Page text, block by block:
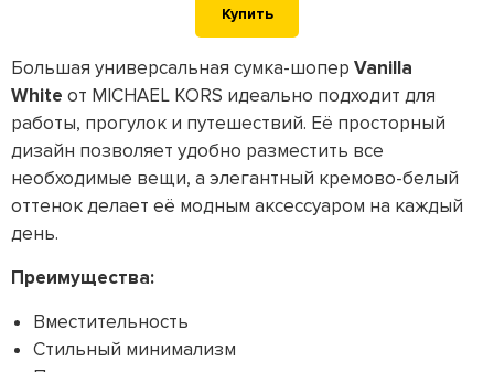
Купить
Большая универсальная сумка-шопер Vanilla
White от MICHAEL KORS идеально подходит для
работы, прогулок и путешествий. Её просторный
дизайн позволяет удобно разместить все
необходимые вещи, а элегантный кремово-белый
оттенок делает её модным аксессуаром на каждый
день.
Преимущества:
Вместительность
Стильный минимализм